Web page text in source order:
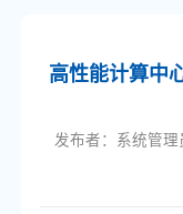
高性能计算中
发布者：系统管理